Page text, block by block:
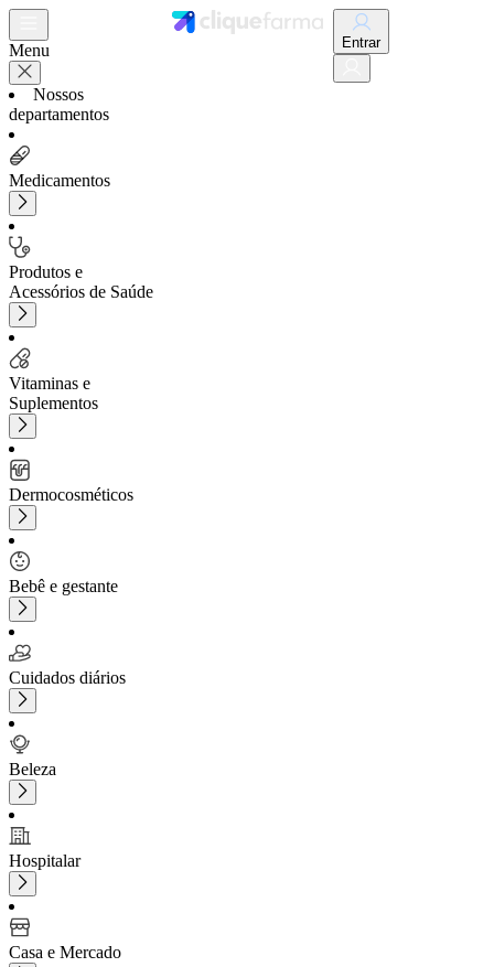
Menu
Nossos
departamentos
Medicamentos
Produtos e
Acessórios de Saúde
Vitaminas e
Suplementos
Dermocosméticos
Bebê e gestante
Cuidados diários
Beleza
Hospitalar
Casa e Mercado
Entrar